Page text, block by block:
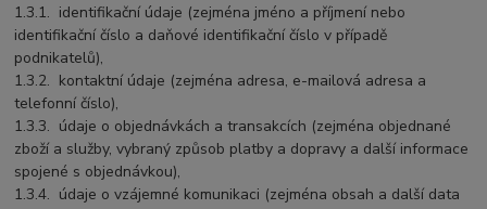
1.3.1. identifikační údaje (zejména jméno a příjmení nebo
identifikační číslo a daňové identifikační číslo v případě
podnikatelů),
1.3.2. kontaktní údaje (zejména adresa, e-mailová adresa a
telefonní číslo),
1.3.3. údaje o objednávkách a transakcích (zejména objednané
zboží a služby, vybraný způsob platby a dopravy a další informace
spojené s objednávkou),
1.3.4. údaje o vzájemné komunikaci (zejména obsah a další data